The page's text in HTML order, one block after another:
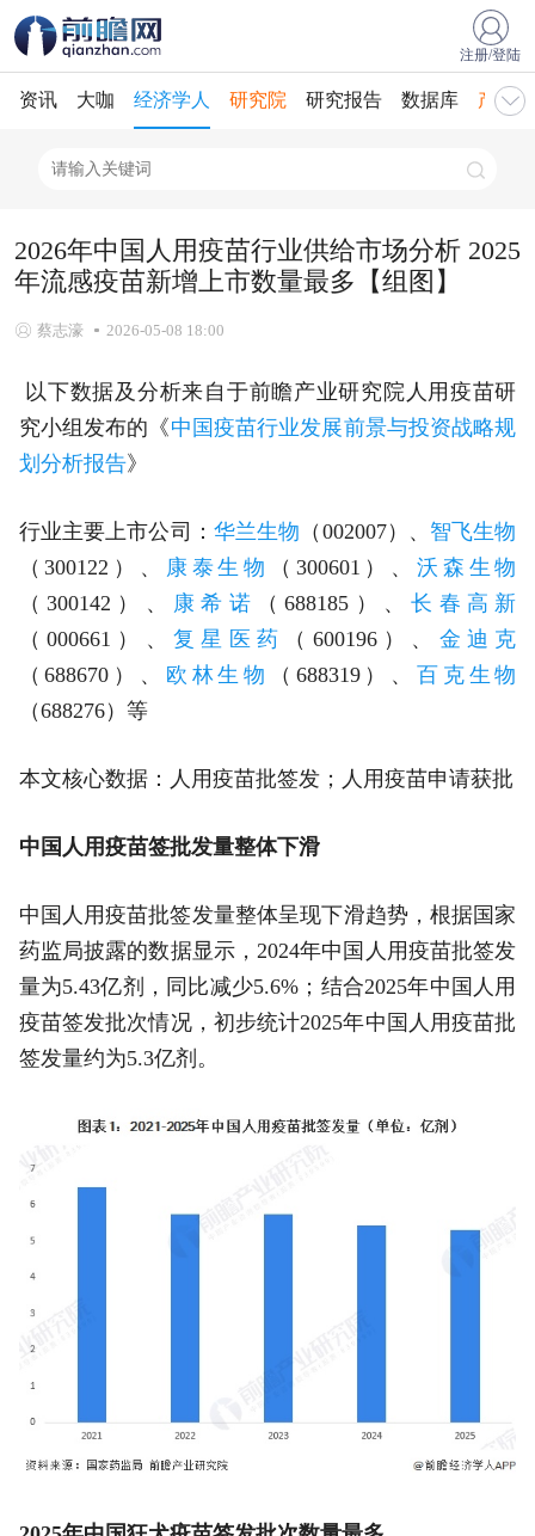
注册/登陆
资讯 大咖 经济学人 研究院 研究报告 数据库 产业
2026年中国人用疫苗行业供给市场分析 2025
年流感疫苗新增上市数量最多【组图】
蔡志濠 2026-05-08 18:00
以下数据及分析来自于前瞻产业研究院人用疫苗研
究小组发布的《中国疫苗行业发展前景与投资战略规
划分析报告》
行业主要上市公司： 华兰生物 （002007）、 智飞生物
（300122）、
康泰生物 （300601）、沃森生物
（300142）、
康希诺 （688185）、长春高新
（000661）、 复星医药 （600196）、 金迪克
（688670）、 欧林生物 （688319）、百克生物
（688276）等
本文核心数据：人用疫苗批签发；人用疫苗申请获批
中国人用疫苗签批发量整体下滑
中国人用疫苗批签发量整体呈现下滑趋势，根据国家
药监局披露的数据显示，2024年中国人用疫苗批签发
量为5.43亿剂，同比减少5.6%；结合2025年中国人用
疫苗签发批次情况，初步统计2025年中国人用疫苗批
签发量约为5.3亿剂。